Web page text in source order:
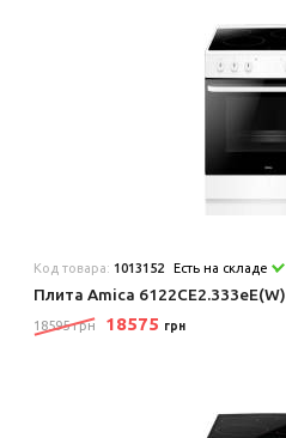
Код товара: 1013152 Есть на складе
Плита Amica 6122CE2.333eE(W)
18595 грн 18575 грн